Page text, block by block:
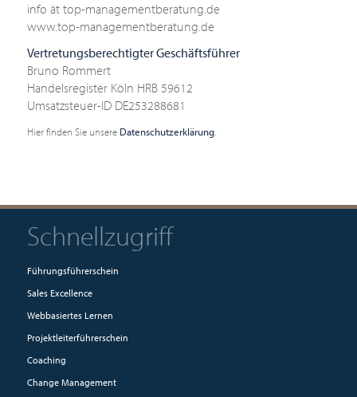
info ät top-managementberatung.de
www.top-managementberatung.de
Vertretungsberechtigter Geschäftsführer
Bruno Rommert
Handelsregister Köln HRB 59612
Umsatzsteuer-ID DE253288681
Hier finden Sie unsere Datenschutzerklärung.
Schnellzugriff
Führungsführerschein
Sales Excellence
Webbasiertes Lernen
Projektleiterführerschein
Coaching
Change Management